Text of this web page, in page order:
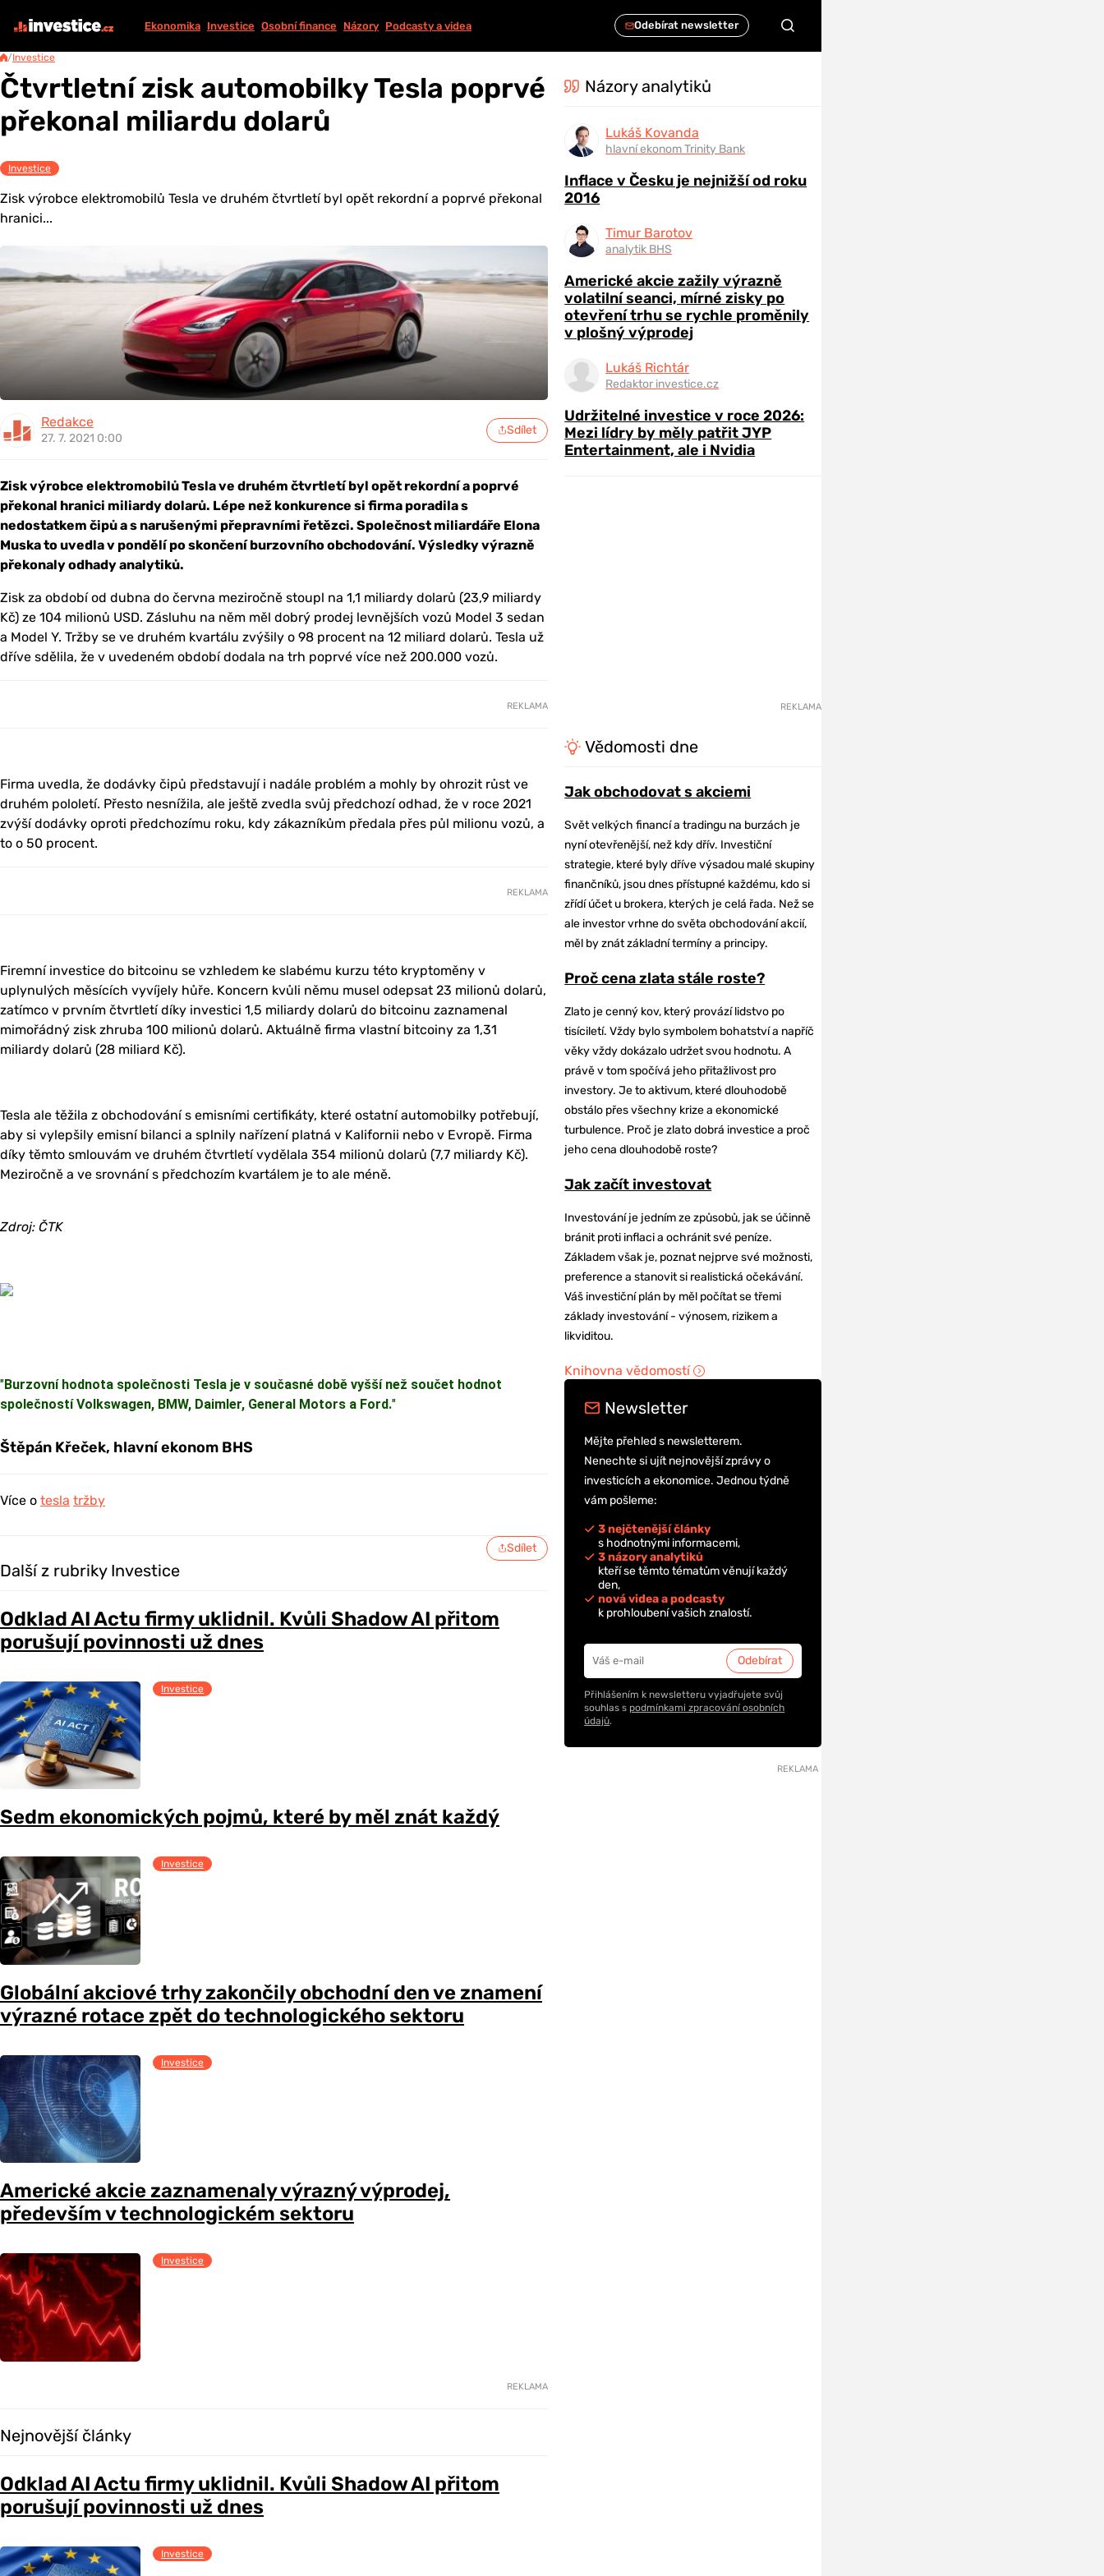
Ekonomika Investice Osobní finance Názory Podcasty a videa
/Investice
Čtvrtletní zisk automobilky Tesla poprvé
překonal miliardu dolarů
Investice
Zisk výrobce elektromobilů Tesla ve druhém čtvrtletí byl opět rekordní a poprvé překonal
hranici...
Redakce
27. 7. 2021 0:00
Sdílet
Zisk výrobce elektromobilů Tesla ve druhém čtvrtletí byl opět rekordní a poprvé
překonal hranici miliardy dolarů. Lépe než konkurence si firma poradila s
nedostatkem čipů a s narušenými přepravními řetězci. Společnost miliardáře Elona
Muska to uvedla v pondělí po skončení burzovního obchodování. Výsledky výrazně
překonaly odhady analytiků.
Zisk za období od dubna do června meziročně stoupl na 1,1 miliardy dolarů (23,9 miliardy
Kč) ze 104 milionů USD. Zásluhu na něm měl dobrý prodej levnějších vozů Model 3 sedan
a Model Y. Tržby se ve druhém kvartálu zvýšily o 98 procent na 12 miliard dolarů. Tesla už
dříve sdělila, že v uvedeném období dodala na trh poprvé více než 200.000 vozů.
REKLAMA
Firma uvedla, že dodávky čipů představují i nadále problém a mohly by ohrozit růst ve
druhém pololetí. Přesto nesnížila, ale ještě zvedla svůj předchozí odhad, že v roce 2021
zvýší dodávky oproti předchozímu roku, kdy zákazníkům předala přes půl milionu vozů, a
to o 50 procent.
REKLAMA
Firemní investice do bitcoinu se vzhledem ke slabému kurzu této kryptoměny v
uplynulých měsících vyvíjely hůře. Koncern kvůli němu musel odepsat 23 milionů dolarů,
zatímco v prvním čtvrtletí díky investici 1,5 miliardy dolarů do bitcoinu zaznamenal
mimořádný zisk zhruba 100 milionů dolarů. Aktuálně firma vlastní bitcoiny za 1,31
miliardy dolarů (28 miliard Kč).
Tesla ale těžila z obchodování s emisními certifikáty, které ostatní automobilky potřebují,
aby si vylepšily emisní bilanci a splnily nařízení platná v Kalifornii nebo v Evropě. Firma
díky těmto smlouvám ve druhém čtvrtletí vydělala 354 milionů dolarů (7,7 miliardy Kč).
Meziročně a ve srovnání s předchozím kvartálem je to ale méně.
Zdroj: ČTK
"Burzovní hodnota společnosti Tesla je v současné době vyšší než součet hodnot
společností Volkswagen, BMW, Daimler, General Motors a Ford."
Štěpán Křeček, hlavní ekonom BHS
Více o tesla tržby
Sdílet
Další z rubriky Investice
Odklad AI Actu firmy uklidnil. Kvůli Shadow AI přitom
porušují povinnosti už dnes
Investice
Sedm ekonomických pojmů, které by měl znát každý
Investice
Globální akciové trhy zakončily obchodní den ve znamení
výrazné rotace zpět do technologického sektoru
Investice
Americké akcie zaznamenaly výrazný výprodej,
především v technologickém sektoru
Investice
REKLAMA
Nejnovější články
Odklad AI Actu firmy uklidnil. Kvůli Shadow AI přitom
porušují povinnosti už dnes
Investice
Názory analytiků
Lukáš Kovanda
hlavní ekonom Trinity Bank
Inflace v Česku je nejnižší od roku
2016
Timur Barotov
analytik BHS
Americké akcie zažily výrazně
volatilní seanci, mírné zisky po
otevření trhu se rychle proměnily
v plošný výprodej
Lukáš Richtár
Redaktor investice.cz
Udržitelné investice v roce 2026:
Mezi lídry by měly patřit JYP
Entertainment, ale i Nvidia
REKLAMA
Vědomosti dne
Jak obchodovat s akciemi
Svět velkých financí a tradingu na burzách je
nyní otevřenější, než kdy dřív. Investiční
strategie, které byly dříve výsadou malé skupiny
finančníků, jsou dnes přístupné každému, kdo si
zřídí účet u brokera, kterých je celá řada. Než se
ale investor vrhne do světa obchodování akcií,
měl by znát základní termíny a principy.
Proč cena zlata stále roste?
Zlato je cenný kov, který provází lidstvo po
tisíciletí. Vždy bylo symbolem bohatství a napříč
věky vždy dokázalo udržet svou hodnotu. A
právě v tom spočívá jeho přitažlivost pro
investory. Je to aktivum, které dlouhodobě
obstálo přes všechny krize a ekonomické
turbulence. Proč je zlato dobrá investice a proč
jeho cena dlouhodobě roste?
Jak začít investovat
Investování je jedním ze způsobů, jak se účinně
bránit proti inflaci a ochránit své peníze.
Základem však je, poznat nejprve své možnosti,
preference a stanovit si realistická očekávání.
Váš investiční plán by měl počítat se třemi
základy investování - výnosem, rizikem a
likviditou.
Knihovna vědomostí
Newsletter
Mějte přehled s newsletterem.
Nenechte si ujít nejnovější zprávy o
investicích a ekonomice. Jednou týdně
vám pošleme:
3 nejčtenější články
s hodnotnými informacemi,
3 názory analytiků
kteří se těmto tématům věnují každý
den,
nová videa a podcasty
k prohloubení vašich znalostí.
Přihlášením k newsletteru vyjadřujete svůj
souhlas s podmínkami zpracování osobních
údajů.
REKLAMA